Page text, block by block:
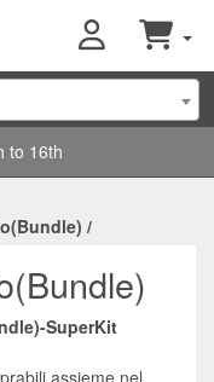
to 16th
/
SuperKit
assieme nel